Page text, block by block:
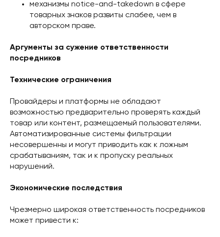
механизмы notice-and-takedown в сфере
товарных знаков развиты слабее, чем в
авторском праве.
Аргументы за сужение ответственности
посредников
Технические ограничения
Провайдеры и платформы не обладают
возможностью предварительно проверять каждый
товар или контент, размещаемый пользователями.
Автоматизированные системы фильтрации
несовершенны и могут приводить как к ложным
срабатываниям, так и к пропуску реальных
нарушений.
Экономические последствия
Чрезмерно широкая ответственность посредников
может привести к: